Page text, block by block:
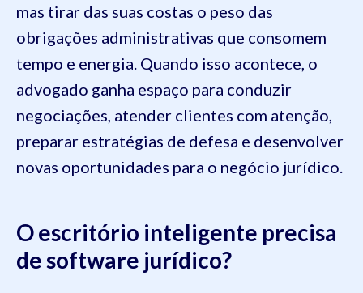
mas tirar das suas costas o peso das
obrigações administrativas que consomem
tempo e energia. Quando isso acontece, o
advogado ganha espaço para conduzir
negociações, atender clientes com atenção,
preparar estratégias de defesa e desenvolver
novas oportunidades para o negócio jurídico.
O escritório inteligente precisa
de software jurídico?